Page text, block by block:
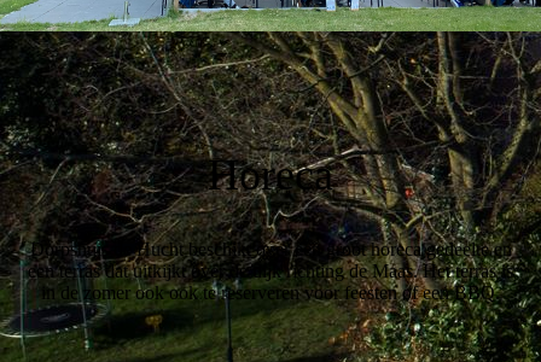
Horeca
Dorpshuis de Hucht beschikt over een groot horeca gedeelte en
een terras dat uitkijkt over de dijk richting de Maas. Het terras is
in de zomer ook ook te reserveren voor feesten of een BBQ.